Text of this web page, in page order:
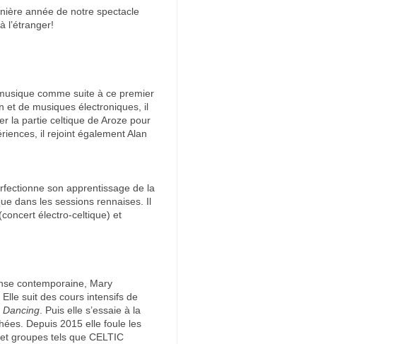
année de notre spectacle
l’étranger!
comme suite à ce premier
et de musiques électroniques, il
la partie celtique de Aroze pour
il rejoint également Alan
son apprentissage de la
dans les sessions rennaises. Il
électro-celtique) et
contemporaine, Mary
suit des cours intensifs de
Dancing . Puis elle s’essaie à la
Depuis 2015 elle foule les
groupes tels que CELTIC